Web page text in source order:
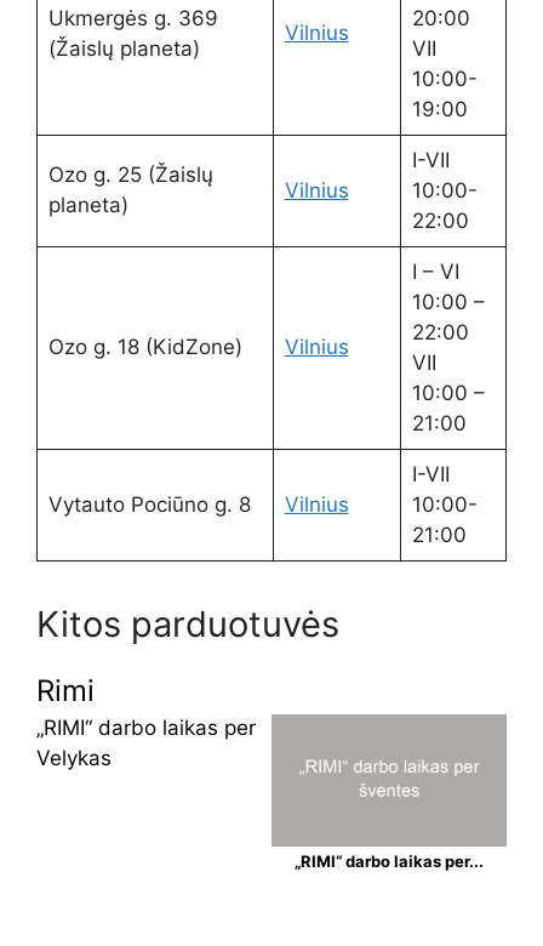
Ukmergės g. 369
(Žaislų planeta)
Vilnius
20:00
VII
10:00-
19:00
Ozo g. 25 (Žaislų
planeta)
Vilnius
I-VII
10:00-
22:00
Ozo g. 18 (KidZone) Vilnius
I – VI
10:00 –
22:00
VII
10:00 –
21:00
Vytauto Pociūno g. 8 Vilnius
I-VII
10:00-
21:00
Kitos parduotuvės
Rimi
„RIMI“ darbo laikas per
Velykas
„RIMI“ darbo laikas per...